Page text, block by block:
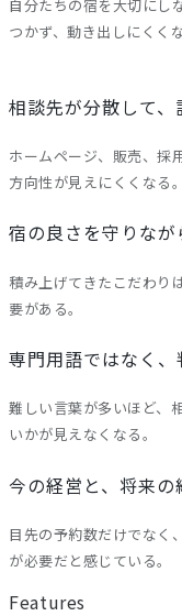
自分たちの宿を大切にし
つかず、動き出しにくく
相談先が分散して
ホームページ、販売、採
方向性が見えにくくなる。
宿の良さを守りな
積み上げてきたこだわり
要がある。
専門用語ではなく
難しい言葉が多いほど、
いかが見えなくなる。
今の経営と、将来
目先の予約数だけでなく
が必要だと感じている。
Features